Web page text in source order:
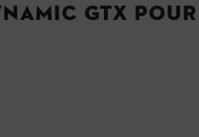
GTX pour